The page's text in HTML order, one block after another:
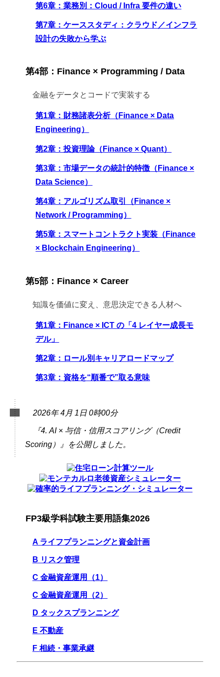
第6章：業務別：Cloud / Infra 要件の違い
第7章：ケーススタディ：クラウド／インフラ
設計の失敗から学ぶ
第4部：Finance × Programming / Data
金融をデータとコードで実装する
第1章：財務諸表分析（Finance × Data
Engineering）
第2章：投資理論（Finance × Quant）
第3章：市場データの統計的特徴（Finance ×
Data Science）
第4章：アルゴリズム取引（Finance ×
Network / Programming）
第5章：スマートコントラクト実装（Finance
× Blockchain Engineering）
第5部：Finance × Career
知識を価値に変え、意思決定できる人材へ
第1章：Finance × ICT の「4 レイヤー成長モ
デル」
第2章：ロール別キャリアロードマップ
第3章：資格を“順番で”取る意味
2026年 4月 1日 0時00分
『4. AI × 与信・信用スコアリング（Credit
Scoring）』を公開しました。
FP3級学科試験主要用語集2026
A ライフプランニングと資金計画
B リスク管理
C 金融資産運用（1）
C 金融資産運用（2）
D タックスプランニング
E 不動産
F 相続・事業承継